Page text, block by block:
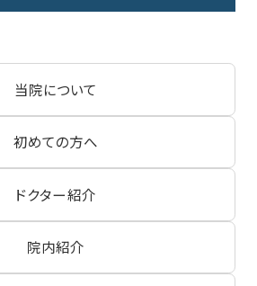
当院について
初めての方へ
ドクター紹介
院内紹介